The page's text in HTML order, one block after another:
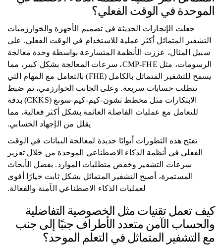
الموحدة في الوقت الفعلي؟
جعلت الإنجازات الحديثة في تصميم الأجهزة والخوارزميات
التشفير المتماثل أكثر عملية للاستخدام في الوقت الفعلي. على
سبيل المثال، عززت الأنظمة المتسارعة بواسطة وحدة معالجة
الرسومات، مثل CMP-FHE، سرعات المعالجة بشكل كبير، مما
يسمح للتشفير المتماثل بالكامل (FHE) بالتعامل مع المهام التي
تتطلب حسابات سريعة. وعلى الجانب الخوارزمي، تم ضبط
الابتكارات مثل مخطط تشون-كيم-كيم-سونغ (CKKS) بدقة
للتعامل مع عمليات الفاصلة العائمة بشكل أكثر فعالية، مما
يقلل من الإجهاد الحسابي.
تفتح هذه التطورات أبوابًا جديدة لمعالجة البيانات في الوقت
الفعلي في أنظمة الذكاء الاصطناعي الموحدة من خلال تعزيز
سرعات التشفير وخفض متطلبات الموارد. بفضل الأبحاث
المستمرة، أصبح التشفير المتماثل بشكل ثابت خيارًا أقوى
لعمليات الذكاء الاصطناعي الآمنة والفعالة.
كيف تعمل تقنيات مثل الخصوصية التفاضلية
والحساب الآمن متعدد الأطراف جنبًا إلى جنب
مع التشفير المتماثل في التعلم الموحد؟